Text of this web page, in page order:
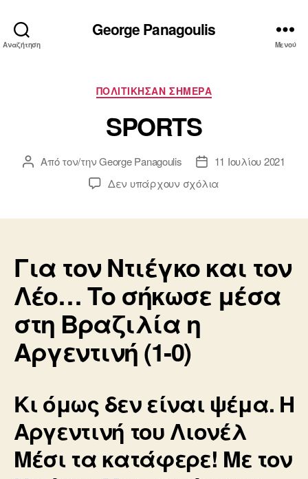
Αναζήτηση
George Panagoulis
Μενού
Κατηγορίες
ΠΟΛΙΤΙΚΗΣΑΝ ΣΗΜΕΡΑ
SPORTS
Συντάκτης
Από τον/τηνGeorge Panagoulis
Ημ.
δημοσίευσης
11 Ιουλίου 2021
Δεν υπάρχουν σχόλια
Για τον Ντιέγκο και τον
Λέο… Το σήκωσε μέσα
στη Βραζιλία η
Αργεντινή (1-0)
Κι όμως δεν είναι ψέμα. Η
Αργεντινή του Λιονέλ
Μέσι τα κατάφερε! Με τον